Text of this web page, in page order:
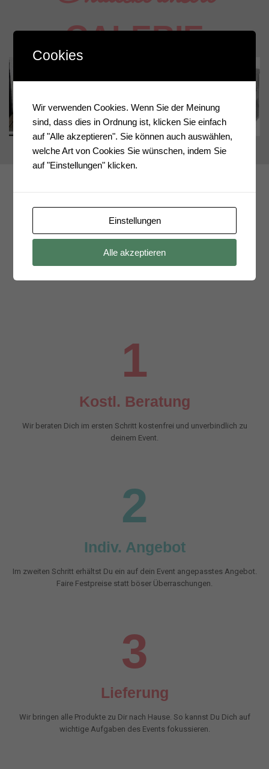
GALERIE
Der
ABLAUF
1
Kostl. Beratung
Wir beraten Dich im ersten Schritt kostenfrei und unverbindlich zu
deinem Event.
2
Indiv. Angebot
Im zweiten Schritt erhältst Du ein auf dein Event angepasstes Angebot.
Faire Festpreise statt böser Überraschungen.
3
Lieferung
Wir bringen alle Produkte zu Dir nach Hause. So kannst Du Dich auf
wichtige Aufgaben des Events fokussieren.
Cookies
Wir verwenden Cookies. Wenn Sie der Meinung
sind, dass dies in Ordnung ist, klicken Sie einfach
auf "Alle akzeptieren". Sie können auch auswählen,
welche Art von Cookies Sie wünschen, indem Sie
auf "Einstellungen" klicken.
Einstellungen
Alle akzeptieren